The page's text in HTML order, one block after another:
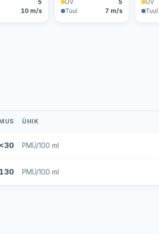
5
10 m/s
UV
5
Tuul
7 m/s
UV
Tuul
ÜHIK
<30 PMÜ/100 ml
130 PMÜ/100 ml